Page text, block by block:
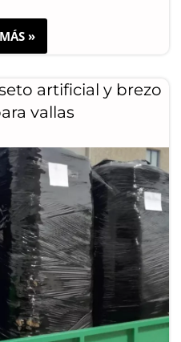
»
artificial y brezo
vallas